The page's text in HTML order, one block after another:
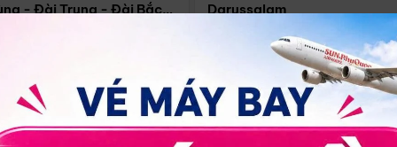
- Đài Trung - Đài Bắc
18/09
Darussalam
Hồ Chí Minh 4N3Đ
30/08 17/09 24/09